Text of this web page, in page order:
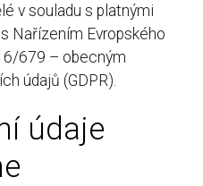
v souladu s platnými
Nařízením Evropského
679 – obecným
údajů (GDPR).
údaje